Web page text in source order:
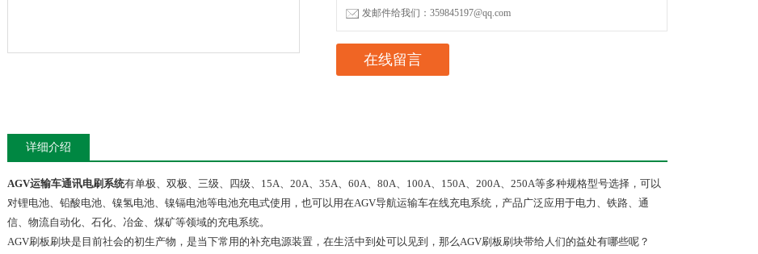
发邮件给我们：359845197@qq.com
在线留言
详细介绍
AGV运输车通讯电刷系统有单极、双极、三级、四级、15A、20A、35A、60A、80A、100A、150A、200A、250A等多种规格型号选择，可以
对锂电池、铅酸电池、镍氢电池、镍镉电池等电池充电式使用，也可以用在AGV导航运输车在线充电系统，产品广泛应用于电力、铁路、通
信、物流自动化、石化、冶金、煤矿等领域的充电系统。
AGV刷板刷块是目前社会的初生产物，是当下常用的补充电源装置，在生活中到处可以见到，那么AGV刷板刷块带给人们的益处有哪些呢？